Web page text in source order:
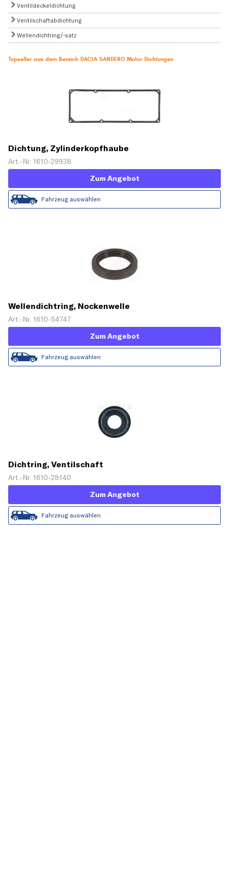
Ventildeckeldichtung
Ventilschaftabdichtung
Wellendichtring/-satz
Topseller aus dem Bereich DACIA SANDERO Motor Dichtungen
Dichtung, Zylinderkopfhaube
Art.-Nr. 1610-29938
Zum Angebot
Fahrzeug auswählen
Wellendichtring, Nockenwelle
Art.-Nr. 1610-54747
Zum Angebot
Fahrzeug auswählen
Dichtring, Ventilschaft
Art.-Nr. 1610-28140
Zum Angebot
Fahrzeug auswählen